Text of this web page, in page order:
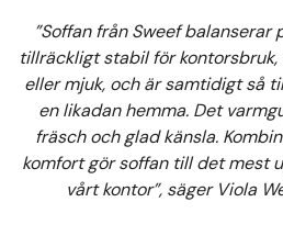
”Soffan från Sweef
tillräckligt stabil för
eller mjuk, och är samtidigt så
en likadan hemma. Det
fräsch och glad känsla.
komfort gör soffan till det mest
vårt kontor”, säger Viola